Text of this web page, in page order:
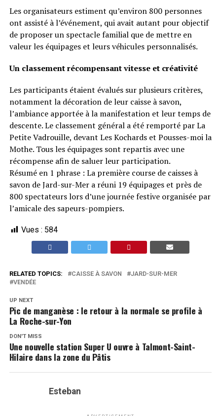
Les organisateurs estiment qu’environ 800 personnes
ont assisté à l’événement, qui avait autant pour objectif
de proposer un spectacle familial que de mettre en
valeur les équipages et leurs véhicules personnalisés.
Un classement récompensant vitesse et créativité
Les participants étaient évalués sur plusieurs critères,
notamment la décoration de leur caisse à savon,
l’ambiance apportée à la manifestation et leur temps de
descente. Le classement général a été remporté par La
Petite Vadrouille, devant Les Kochards et Pousses-moi la
Mothe. Tous les équipages sont repartis avec une
récompense afin de saluer leur participation.
Résumé en 1 phrase : La première course de caisses à
savon de Jard-sur-Mer a réuni 19 équipages et près de
800 spectateurs lors d’une journée festive organisée par
l’amicale des sapeurs-pompiers.
Vues : 584
RELATED TOPICS: CAISSE À SAVON
JARD-SUR-MER
VENDÉE
UP NEXT
Pic de manganèse : le retour à la normale se profile à
La Roche-sur-Yon
DON'T MISS
Une nouvelle station Super U ouvre à Talmont-Saint-
Hilaire dans la zone du Pâtis
Esteban